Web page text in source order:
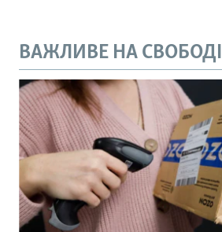
ВАЖЛИВЕ НА СВОБОДІ